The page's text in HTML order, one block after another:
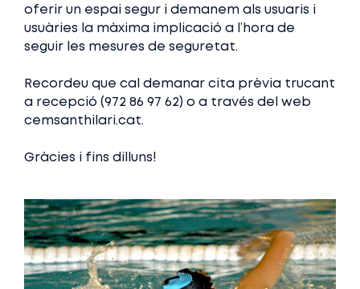
oferir un espai segur i demanem als usuaris i
usuàries la màxima implicació a l’hora de
seguir les mesures de seguretat.
Recordeu que cal demanar cita prèvia trucant
a recepció (972 86 97 62) o a través del web
cemsanthilari.cat.
Gràcies i fins dilluns!